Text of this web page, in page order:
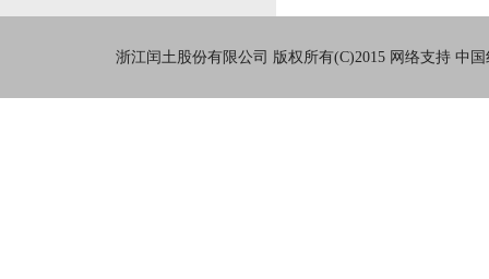
浙江闰土股份有限公司 版权所有(C)2015 网络支持 中